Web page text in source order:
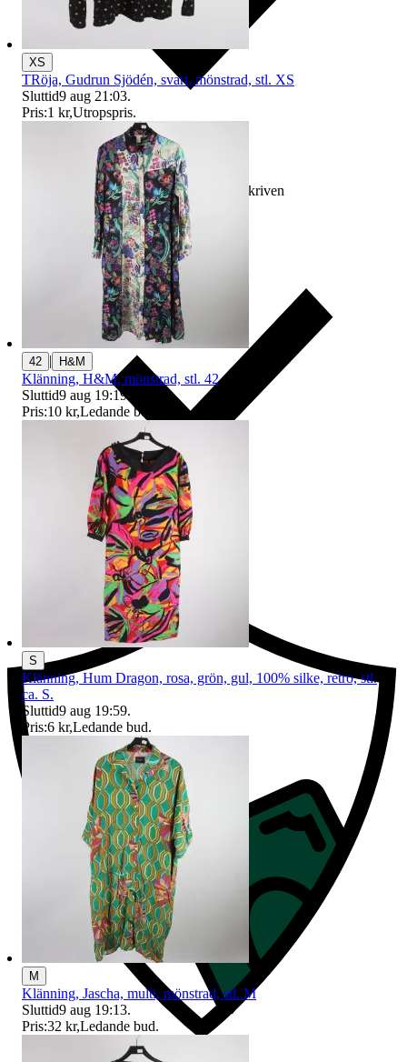
Ersättning om varan inte är som beskriven
Ersättning om du inte får din vara
XS
TRöja, Gudrun Sjödén, svart, mönstrad, stl. XS
Sluttid9 aug 21:03.
Pris:1 kr,Utropspris.
42 | H&M
Klänning, H&M, mönstrad, stl. 42
Sluttid9 aug 19:19
Pris:10 kr,Ledande bud
S
Klänning, Hum Dragon, rosa, grön, gul, 100% silke, retro, stl.
ca. S.
Sluttid9 aug 19:59.
Pris:6 kr,Ledande bud.
M
Klänning, Jascha, multi, mönstrad, stl. M
Sluttid9 aug 19:13.
Pris:32 kr,Ledande bud.